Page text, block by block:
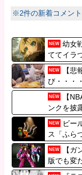
※2件の新着コメント
NEW 幼女
ててイラ
NEW
【悲
び・・・
NEW
【
ンクを披
NEW
ビー
ス「ふら
販売開始
NEW
【ガ
版でも変